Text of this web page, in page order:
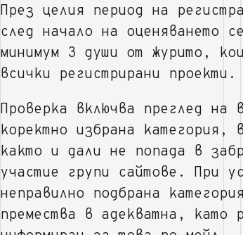
През целия период на
след начало на оценяването
минимум 3 души от журито,
всички регистрирани проекти.
Проверка включва преглед на
коректно избрана категория,
както и дали не попада в
участие групи сайтове. При
неправилно подбрана
премества в адекватна, като